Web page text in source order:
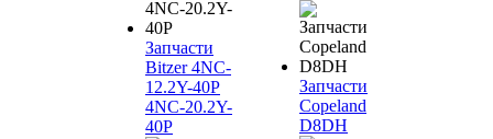
Запчасти
Bitzer 4NC-
12.2Y-40P
4NC-20.2Y-
40P
Запчасти
Copeland
D8DH